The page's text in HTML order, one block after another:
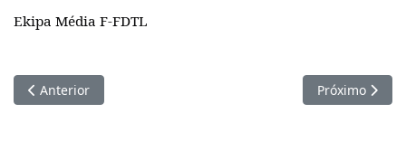
Ekipa Média F-FDTL
Artigo anterior: Komandu F-FDTL halo Serimónia
Anterior Próximo
Próximo